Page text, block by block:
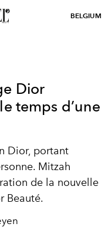
BELGIUM
Dior
temps d’une
Dior, portant
Mitzah
de la nouvelle
Beauté.